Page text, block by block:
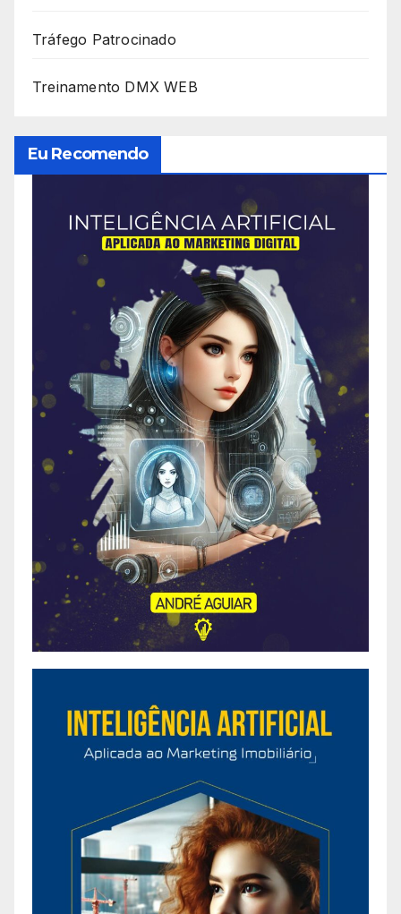
Tráfego Patrocinado
Treinamento DMX WEB
Eu Recomendo